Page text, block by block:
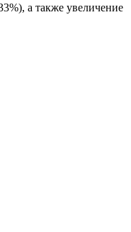
а также увеличение